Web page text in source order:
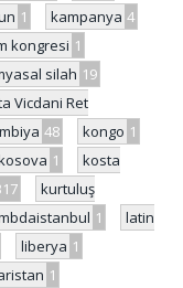
1 kampanya 4
kongresi 1
silah 19
Vicdani Ret
48 kongo 1
1
kosta
kurtuluş
1
latin
liberya 1
1